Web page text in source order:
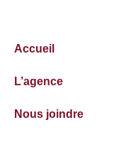
Accueil
L’agence
Nous joindre